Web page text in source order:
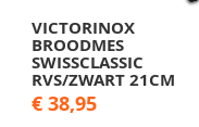
VICTORINOX
BROODMES
SWISSCLASSIC
RVS/ZWART 21CM
€ 38,95